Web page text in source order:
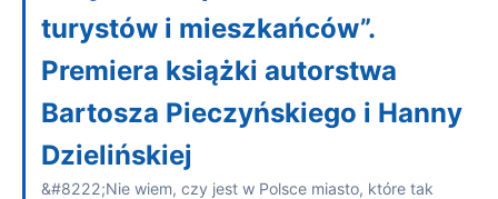
turystów i mieszkańców”.
Premiera książki autorstwa
Bartosza Pieczyńskiego i Hanny
Dzielińskiej
&#8222;Nie wiem, czy jest w Polsce miasto, które tak